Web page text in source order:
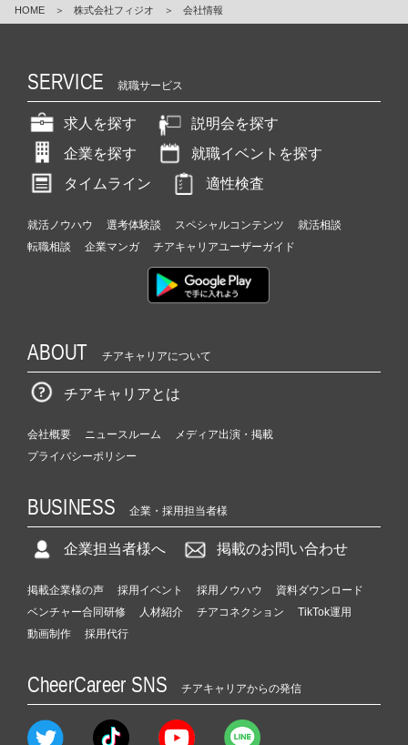
HOME ＞ 株式会社フィジオ ＞ 会社情報
SERVICE 就職サービス
求人を探す
説明会を探す
企業を探す
就職イベントを探す
タイムライン
適性検査
就活ノウハウ 選考体験談 スペシャルコンテンツ
就活相談
転職相談
企業マンガ チアキャリアユーザーガイド
ABOUT チアキャリアについて
チアキャリアとは
会社概要 ニュースルーム
メディア出演・掲載
プライバシーポリシー
BUSINESS 企業・採用担当者様
企業担当者様へ 掲載のお問い合わせ
掲載企業様の声 採用イベント 採用ノウハウ
資料ダウンロード
ベンチャー合同研修
人材紹介 チアコネクション
TikTok運用
動画制作
採用代行
CheerCareer SNS チアキャリアからの発信